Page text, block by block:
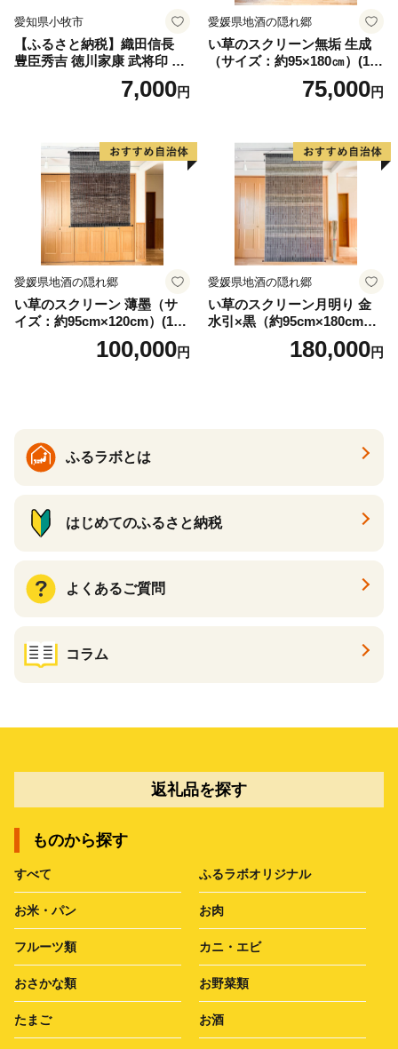
愛知県小牧市
【ふるさと納税】織田信長
豊臣秀吉 徳川家康 武将印 花
押印 6枚 セット イラスト 戦
国 武将 小牧山城 墨絵 龍画師
グッズ 愛知県 小牧市 お取り
寄せ 送料無料
7,000円
愛媛県地酒の隠れ郷
い草のスクリーン無垢 生成
（サイズ：約95×180㎝）(14
75,000円
愛媛県地酒の隠れ郷
い草のスクリーン 薄墨（サ
イズ：約95cm×120cm）(14
100,000円
愛媛県地酒の隠れ郷
い草のスクリーン月明り 金
水引×黒（約95cm×180cm）
180,000円
ふるラボとは
はじめてのふるさと納税
よくあるご質問
コラム
返礼品を探す
ものから探す
すべて ふるラボオリジナル
お米・パン お肉
フルーツ類 カニ・エビ
おさかな類 お野菜類
たまご お酒